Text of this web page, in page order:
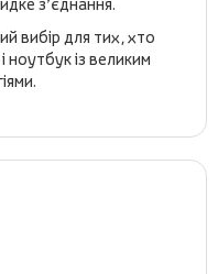
вибір для тих, хто
із великим